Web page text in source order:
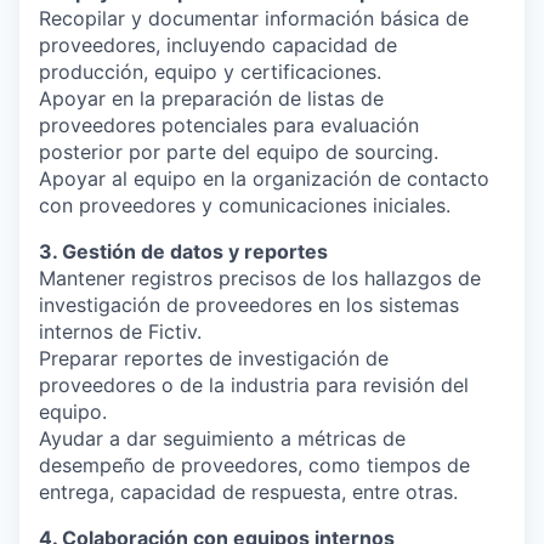
Recopilar y documentar información básica de
proveedores, incluyendo capacidad de
producción, equipo y certificaciones.
Apoyar en la preparación de listas de
proveedores potenciales para evaluación
posterior por parte del equipo de sourcing.
Apoyar al equipo en la organización de contacto
con proveedores y comunicaciones iniciales.
3. Gestión de datos y reportes
Mantener registros precisos de los hallazgos de
investigación de proveedores en los sistemas
internos de Fictiv.
Preparar reportes de investigación de
proveedores o de la industria para revisión del
equipo.
Ayudar a dar seguimiento a métricas de
desempeño de proveedores, como tiempos de
entrega, capacidad de respuesta, entre otras.
4. Colaboración con equipos internos